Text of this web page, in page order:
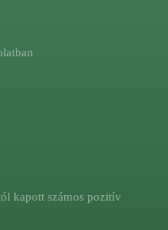
kapott számos pozitív